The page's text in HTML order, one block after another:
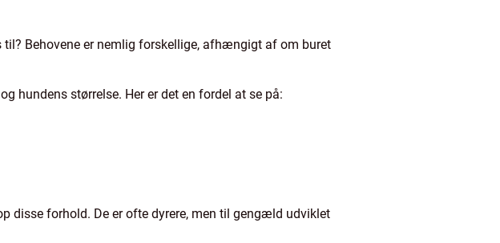
Behovene er nemlig forskellige, afhængigt af om buret
hundens størrelse. Her er det en fordel at se på:
disse forhold. De er ofte dyrere, men til gengæld udviklet